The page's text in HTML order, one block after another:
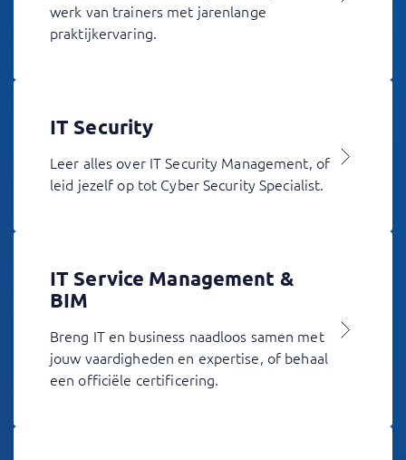
werk van trainers met jarenlange
praktijkervaring.
IT Security
Leer alles over IT Security Management, of
leid jezelf op tot Cyber Security Specialist.
IT Service Management &
BIM
Breng IT en business naadloos samen met
jouw vaardigheden en expertise, of behaal
een officiële certificering.